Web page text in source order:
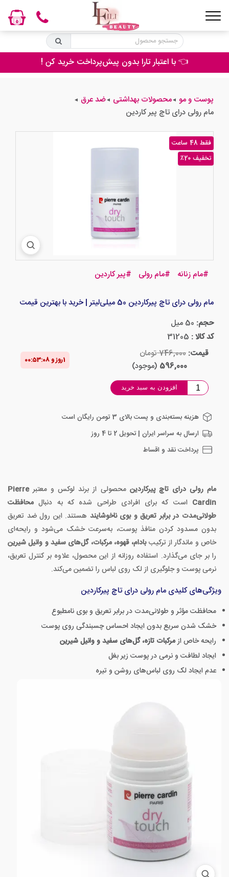
👈 با اعتبار تارا بدون پیش‌پرداخت خرید کن !
0
پوست و مو ◄محصولات بهداشتی ◄ضد عرق ◄
مام رولی درای تاچ پیر کاردین
٪20 تخفیف
فقط 48 ساعت
#مام زنانه #مام رولی #پیر کاردین
مام رولی درای تاچ پیرکاردین 50 میلی‌لیتر | خرید با بهترین قیمت
حجم: 50 میل
کد کالا : 31205
قیمت: 746,000 تومان
596,000 (موجود)
1‌روز و 00:53‌:‌07
افزودن به سبد خرید
هزینه بسته‌بندی و پست بالای 3 تومن رایگان است
ارسال به سراسر ایران | تحویل 2 تا 4 روز
پرداخت نقد و اقساط
مام رولی درای تاچ پیرکاردین محصولی از برند لوکس و معتبرPierre
Cardin است که برای افرادی طراحی شده که به دنبال محافظت
طولانی‌مدت در برابر تعریق و بوی ناخوشایند هستند. این رول ضد تعریق
بدون مسدود کردن منافذ پوست، به‌سرعت خشک می‌شود و رایحه‌ای
خاص و ماندگار از ترکیببادام، قهوه، مرکبات، گل‌های سفید و وانیل شیرین
را بر جای می‌گذارد. استفاده روزانه از این محصول، علاوه بر کنترل تعریق،
نرمی پوست و جلوگیری از لک روی لباس را تضمین می‌کند.
ویژگی‌های کلیدی مام رولی درای تاچ پیرکاردین
محافظت مؤثر و طولانی‌مدت در برابر تعریق و بوی نامطبوع
خشک شدن سریع بدون ایجاد احساس چسبندگی روی پوست
رایحه خاص ازمرکبات تازه، گل‌های سفید و وانیل شیرین
ایجاد لطافت و نرمی در پوست زیر بغل
عدم ایجاد لک روی لباس‌های روشن و تیره